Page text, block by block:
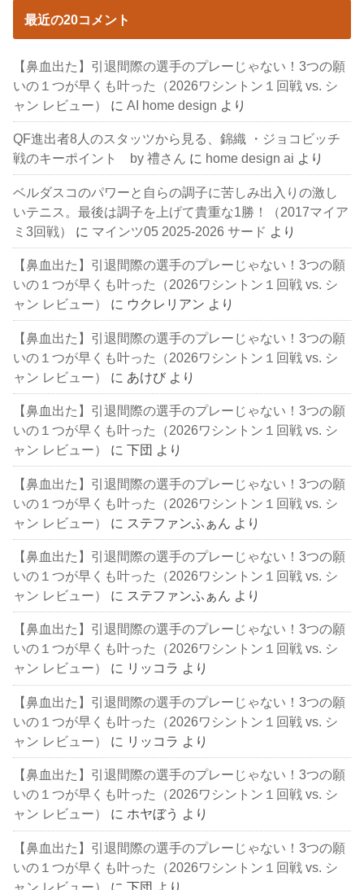
最近の20コメント
【鼻血出た】引退間際の選手のプレーじゃない！3つの願
いの１つが早くも叶った（2026ワシントン１回戦 vs. シ
ャン レビュー）
にAI home design より
QF進出者8人のスタッツから見る、錦織 ・ジョコビッチ
戦のキーポイント by 禮さん に home design ai より
ベルダスコのパワーと自らの調子に苦しみ出入りの激し
いテニス。最後は調子を上げて貴重な1勝！（2017マイア
ミ3回戦）
に マインツ05 2025-2026 サード より
【鼻血出た】引退間際の選手のプレーじゃない！3つの願
いの１つが早くも叶った（2026ワシントン１回戦 vs. シ
ャン レビュー）
に ウクレリアン より
【鼻血出た】引退間際の選手のプレーじゃない！3つの願
いの１つが早くも叶った（2026ワシントン１回戦 vs. シ
ャン レビュー）
に あけび より
【鼻血出た】引退間際の選手のプレーじゃない！3つの願
いの１つが早くも叶った（2026ワシントン１回戦 vs. シ
ャン レビュー）
に下団 より
【鼻血出た】引退間際の選手のプレーじゃない！3つの願
いの１つが早くも叶った（2026ワシントン１回戦 vs. シ
ャン レビュー）
に ステファンふぁん より
【鼻血出た】引退間際の選手のプレーじゃない！3つの願
いの１つが早くも叶った（2026ワシントン１回戦 vs. シ
ャン レビュー）
に ステファンふぁん より
【鼻血出た】引退間際の選手のプレーじゃない！3つの願
いの１つが早くも叶った（2026ワシントン１回戦 vs. シ
ャン レビュー）
に リッコラ より
【鼻血出た】引退間際の選手のプレーじゃない！3つの願
いの１つが早くも叶った（2026ワシントン１回戦 vs. シ
ャン レビュー）
に リッコラ より
【鼻血出た】引退間際の選手のプレーじゃない！3つの願
いの１つが早くも叶った（2026ワシントン１回戦 vs. シ
ャン レビュー）
に ホヤぼう より
【鼻血出た】引退間際の選手のプレーじゃない！3つの願
いの１つが早くも叶った（2026ワシントン１回戦 vs. シ
ャン レビュー）
に下団 より